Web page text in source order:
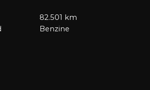
82.501 km
Benzine